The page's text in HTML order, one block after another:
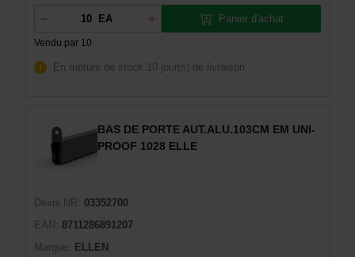
EA
Vendu par 10
Panier d'achat
En rupture de stock 10 jour(s) de livraison
BAS DE PORTE AUT.ALU.103CM EM UNI-
PROOF 1028 ELLE
Dexis NR:
03352700
EAN:
8711286891207
Marque:
ELLEN